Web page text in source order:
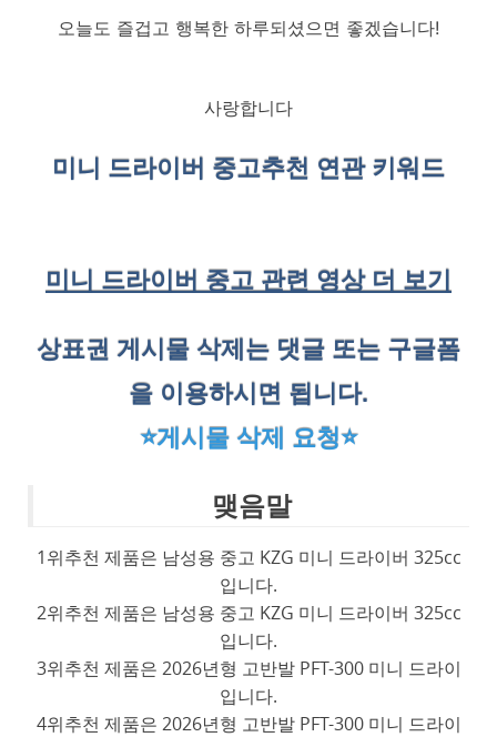
오늘도 즐겁고 행복한 하루되셨으면 좋겠습니다!
사랑합니다
미니 드라이버 중고추천 연관 키워드
미니 드라이버 중고 관련 영상 더 보기
상표권 게시물 삭제는 댓글 또는 구글폼
을 이용하시면 됩니다.
⭐게시물 삭제 요청⭐
맺음말
1위추천 제품은 남성용 중고 KZG 미니 드라이버 325cc
입니다.
2위추천 제품은 남성용 중고 KZG 미니 드라이버 325cc
입니다.
3위추천 제품은 2026년형 고반발 PFT-300 미니 드라이
입니다.
4위추천 제품은 2026년형 고반발 PFT-300 미니 드라이